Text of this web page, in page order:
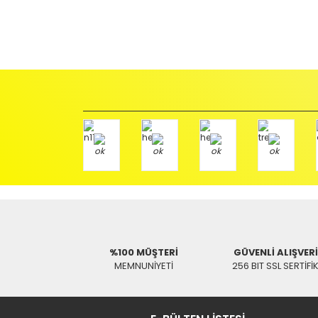
gerekir.
ödemeli olarak göndermenizi rica ederiz.
Antenci Elektronik San.Tic.Ltd.Şti.
Adres : Akıncılar Mh. Pancar Arkası Sk. No:10/B2 KARESİ /
Aras Kargo Anlaşma No : 152 294 193 1342
%100 MÜŞTERİ
MEMNUNİYETİ
GÜVENLİ
256 BIT SSL